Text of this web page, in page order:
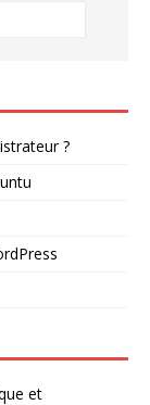
?
et